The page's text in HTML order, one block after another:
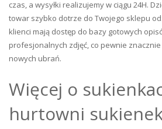
czas, a wysyłki realizujemy w ciągu 24H.
towar szybko dotrze do Twojego sklepu
klienci mają dostęp do bazy gotowych
profesjonalnych zdjęć, co pewnie
nowych ubrań.
Więcej o
hurtowni